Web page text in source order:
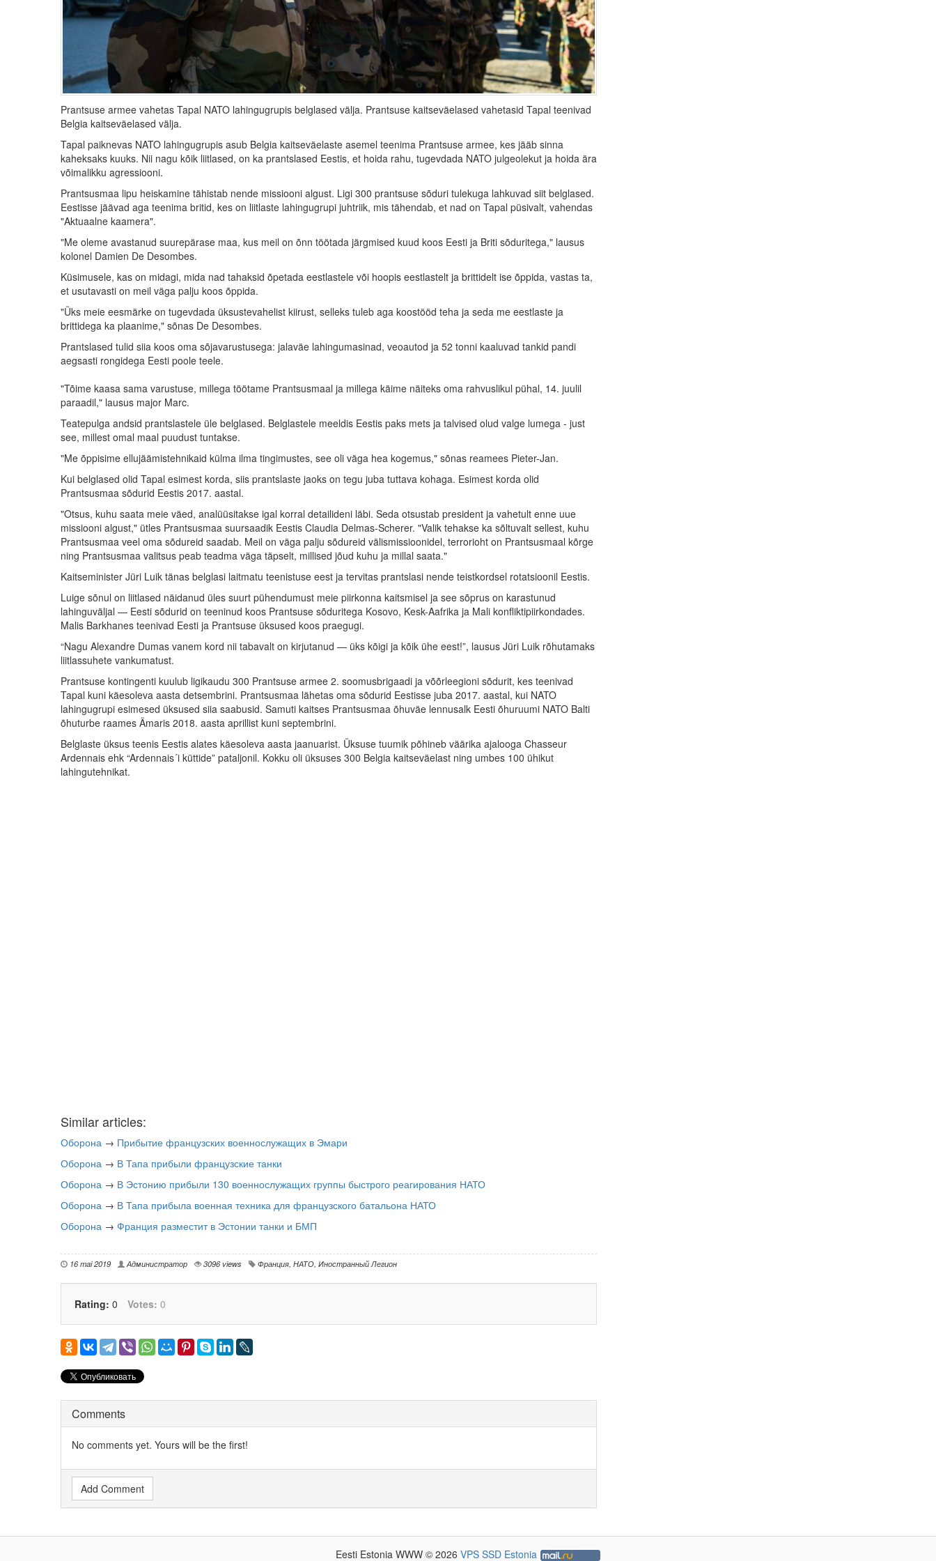
Prantsuse armee vahetas Tapal NATO lahingugrupis belglased välja. Prantsuse kaitseväelased vahetasid Tapal teenivad
Belgia kaitseväelased välja.
Tapal paiknevas NATO lahingugrupis asub Belgia kaitseväelaste asemel teenima Prantsuse armee, kes jääb sinna
kaheksaks kuuks. Nii nagu kõik liitlased, on ka prantslased Eestis, et hoida rahu, tugevdada NATO julgeolekut ja hoida ära
võimalikku agressiooni.
Prantsusmaa lipu heiskamine tähistab nende missiooni algust. Ligi 300 prantsuse sõduri tulekuga lahkuvad siit belglased.
Eestisse jäävad aga teenima britid, kes on liitlaste lahingugrupi juhtriik, mis tähendab, et nad on Tapal püsivalt, vahendas
"Aktuaalne kaamera".
"Me oleme avastanud suurepärase maa, kus meil on õnn töötada järgmised kuud koos Eesti ja Briti sõduritega," lausus
kolonel Damien De Desombes.
Küsimusele, kas on midagi, mida nad tahaksid õpetada eestlastele või hoopis eestlastelt ja brittidelt ise õppida, vastas ta,
et usutavasti on meil väga palju koos õppida.
"Üks meie eesmärke on tugevdada üksustevahelist kiirust, selleks tuleb aga koostööd teha ja seda me eestlaste ja
brittidega ka plaanime," sõnas De Desombes.
Prantslased tulid siia koos oma sõjavarustusega: jalaväe lahingumasinad, veoautod ja 52 tonni kaaluvad tankid pandi
aegsasti rongidega Eesti poole teele.
"Tõime kaasa sama varustuse, millega töötame Prantsusmaal ja millega käime näiteks oma rahvuslikul pühal, 14. juulil
paraadil," lausus major Marc.
Teatepulga andsid prantslastele üle belglased. Belglastele meeldis Eestis paks mets ja talvised olud valge lumega - just
see, millest omal maal puudust tuntakse.
"Me õppisime ellujäämistehnikaid külma ilma tingimustes, see oli väga hea kogemus," sõnas reamees Pieter-Jan.
Kui belglased olid Tapal esimest korda, siis prantslaste jaoks on tegu juba tuttava kohaga. Esimest korda olid
Prantsusmaa sõdurid Eestis 2017. aastal.
"Otsus, kuhu saata meie väed, analüüsitakse igal korral detailideni läbi. Seda otsustab president ja vahetult enne uue
missiooni algust," ütles Prantsusmaa suursaadik Eestis Claudia Delmas-Scherer. "Valik tehakse ka sõltuvalt sellest, kuhu
Prantsusmaa veel oma sõdureid saadab. Meil on väga palju sõdureid välismissioonidel, terrorioht on Prantsusmaal kõrge
ning Prantsusmaa valitsus peab teadma väga täpselt, millised jõud kuhu ja millal saata."
Kaitseminister Jüri Luik tänas belglasi laitmatu teenistuse eest ja tervitas prantslasi nende teistkordsel rotatsioonil Eestis.
Luige sõnul on liitlased näidanud üles suurt pühendumust meie piirkonna kaitsmisel ja see sõprus on karastunud
lahinguväljal — Eesti sõdurid on teeninud koos Prantsuse sõduritega Kosovo, Kesk-Aafrika ja Mali konfliktipiirkondades.
Malis Barkhanes teenivad Eesti ja Prantsuse üksused koos praegugi.
“Nagu Alexandre Dumas vanem kord nii tabavalt on kirjutanud — üks kõigi ja kõik ühe eest!”, lausus Jüri Luik rõhutamaks
liitlassuhete vankumatust.
Prantsuse kontingenti kuulub ligikaudu 300 Prantsuse armee 2. soomusbrigaadi ja võõrleegioni sõdurit, kes teenivad
Tapal kuni käesoleva aasta detsembrini. Prantsusmaa lähetas oma sõdurid Eestisse juba 2017. aastal, kui NATO
lahingugrupi esimesed üksused siia saabusid. Samuti kaitses Prantsusmaa õhuväe lennusalk Eesti õhuruumi NATO Balti
õhuturbe raames Ämaris 2018. aasta aprillist kuni septembrini.
Belglaste üksus teenis Eestis alates käesoleva aasta jaanuarist. Üksuse tuumik põhineb väärika ajalooga Chasseur
Ardennais ehk “Ardennais´i küttide” pataljonil. Kokku oli üksuses 300 Belgia kaitseväelast ning umbes 100 ühikut
lahingutehnikat.
Similar articles:
Оборона → Прибытие французских военнослужащих в Эмари
Оборона → В Тапа прибыли французские танки
Оборона → В Эстонию прибыли 130 военнослужащих группы быстрого реагирования НАТО
Оборона → В Тапа прибыла военная техника для французского батальона НАТО
Оборона → Франция разместит в Эстонии танки и БМП
16 mai 2019 Администратор 3096 views Франция, НАТО, Иностранный Легион
Rating: 0 Votes: 0
Comments
No comments yet. Yours will be the first!
Add Comment
Eesti Estonia WWW © 2026 VPS SSD Estonia